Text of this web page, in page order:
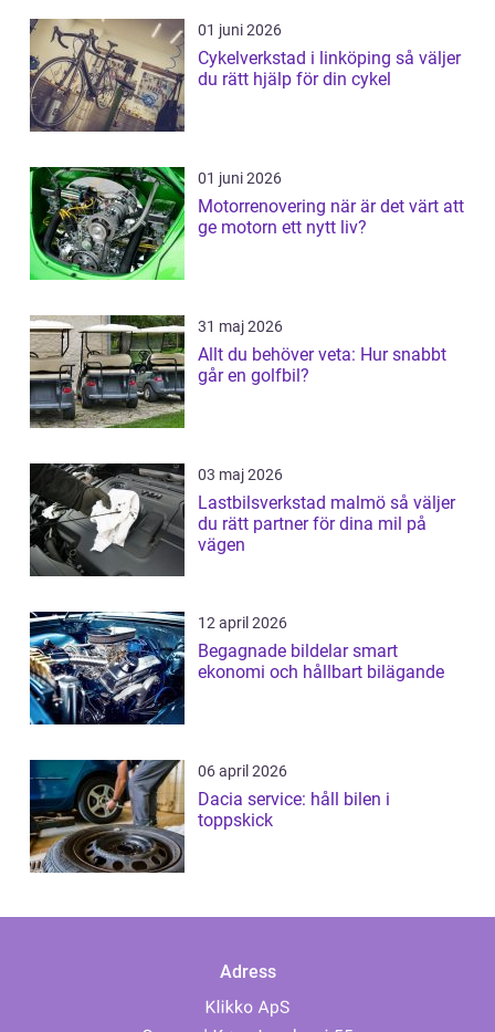
01 juni 2026
Cykelverkstad i linköping så väljer
du rätt hjälp för din cykel
01 juni 2026
Motorrenovering när är det värt att
ge motorn ett nytt liv?
31 maj 2026
Allt du behöver veta: Hur snabbt
går en golfbil?
03 maj 2026
Lastbilsverkstad malmö så väljer
du rätt partner för dina mil på
vägen
12 april 2026
Begagnade bildelar smart
ekonomi och hållbart bilägande
06 april 2026
Dacia service: håll bilen i
toppskick
Adress